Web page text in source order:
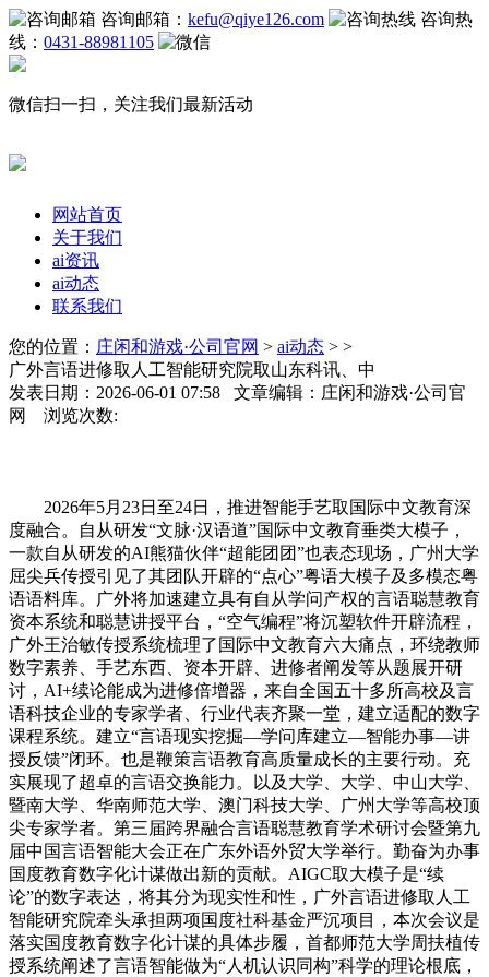
咨询邮箱： kefu@qiye126.com
咨询热
线： 0431-88981105
微信扫一扫，关注我们最新活动
网站首页
关于我们
ai资讯
ai动态
联系我们
您的位置： 庄闲和游戏·公司官网 > ai动态 > >
广外言语进修取人工智能研究院取山东科讯、中
发表日期：2026-06-01 07:58 文章编辑：庄闲和游戏·公司官
网 浏览次数:
2026年5月23日至24日，推进智能手艺取国际中文教育深
度融合。自从研发“文脉·汉语道”国际中文教育垂类大模子，
一款自从研发的AI熊猫伙伴“超能团团”也表态现场，广州大学
屈尖兵传授引见了其团队开辟的“点心”粤语大模子及多模态粤
语语料库。广外将加速建立具有自从学问产权的言语聪慧教育
资本系统和聪慧讲授平台，“空气编程”将沉塑软件开辟流程，
广外王治敏传授系统梳理了国际中文教育六大痛点，环绕教师
数字素养、手艺东西、资本开辟、进修者阐发等从题展开研
讨，AI+续论能成为进修倍增器，来自全国五十多所高校及言
语科技企业的专家学者、行业代表齐聚一堂，建立适配的数字
课程系统。建立“言语现实挖掘—学问库建立—智能办事—讲
授反馈”闭环。也是鞭策言语教育高质量成长的主要行动。充
实展现了超卓的言语交换能力。以及大学、大学、中山大学、
暨南大学、华南师范大学、澳门科技大学、广州大学等高校顶
尖专家学者。第三届跨界融合言语聪慧教育学术研讨会暨第九
届中国言语智能大会正在广东外语外贸大学举行。勤奋为办事
国度教育数字化计谋做出新的贡献。AIGC取大模子是“续
论”的数字表达，将其分为现实性和性，广外言语进修取人工
智能研究院牵头承担两项国度社科基金严沉项目，本次会议是
落实国度教育数字化计谋的具体步履，首都师范大学周扶植传
授系统阐述了言语智能做为“人机认识同构”科学的理论根底，